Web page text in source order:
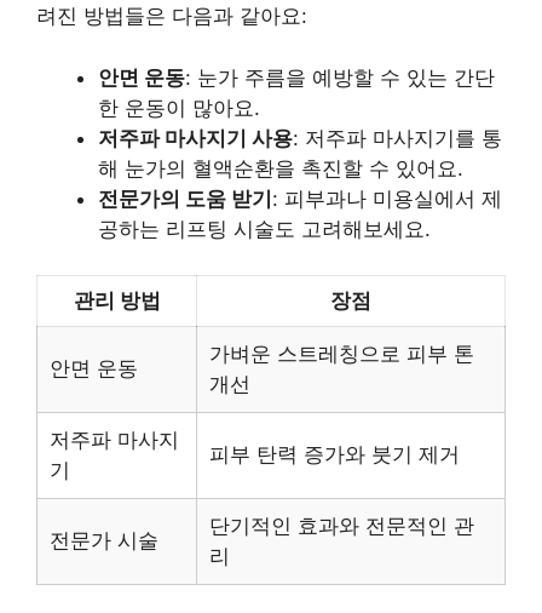
려진 방법들은 다음과 같아요:
안면 운동: 눈가 주름을 예방할 수 있는 간단
한 운동이 많아요.
저주파 마사지기 사용: 저주파 마사지기를 통
해 눈가의 혈액순환을 촉진할 수 있어요.
전문가의 도움 받기: 피부과나 미용실에서 제
공하는 리프팅 시술도 고려해보세요.
관리 방법 장점
안면 운동
가벼운 스트레칭으로 피부 톤
개선
저주파 마사지
기
피부 탄력 증가와 붓기 제거
전문가 시술
단기적인 효과와 전문적인 관
리